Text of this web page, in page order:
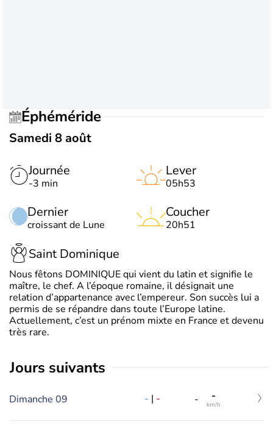
Éphéméride
Samedi 8 août
Journée
-3 min
Dernier
croissant de Lune
Lever
05h53
Coucher
20h51
Saint Dominique
Nous fêtons DOMINIQUE qui vient du latin et signifie le
maître, le chef. A l’époque romaine, il désignait une
relation d’appartenance avec l’empereur. Son succès lui a
permis de se répandre dans toute l’Europe latine.
Actuellement, c’est un prénom mixte en France et devenu
très rare.
jours suivants
Dimanche 09 - | - - -
km/h